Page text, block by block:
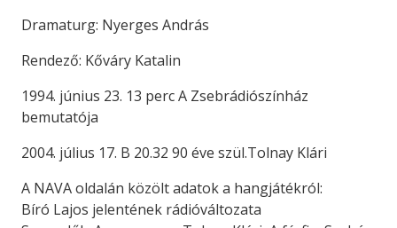
Dramaturg: Nyerges András
Rendező: Kőváry Katalin
1994. június 23. 13 perc A Zsebrádiószínház
bemutatója
2004. július 17. B 20.32 90 éve szül.Tolnay Klári
A NAVA oldalán közölt adatok a hangjátékról:
Bíró Lajos jelentének rádióváltozata